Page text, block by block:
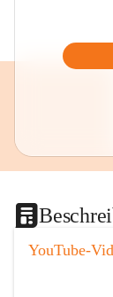
YouTube-